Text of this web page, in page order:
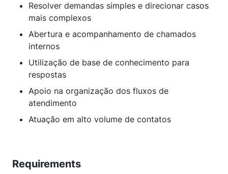
Resolver demandas simples e direcionar casos
mais complexos
Abertura e acompanhamento de chamados
internos
Utilização de base de conhecimento para
respostas
Apoio na organização dos fluxos de
atendimento
Atuação em alto volume de contatos
Requirements